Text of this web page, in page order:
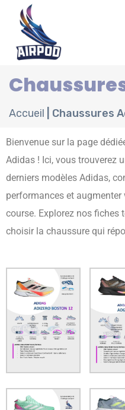
Accueil Chaussures
Bienvenue sur la page
Adidas ! Ici, vous trouverez
derniers modèles Adidas,
performances et
course. Explorez nos fiches
choisir la chaussure qui